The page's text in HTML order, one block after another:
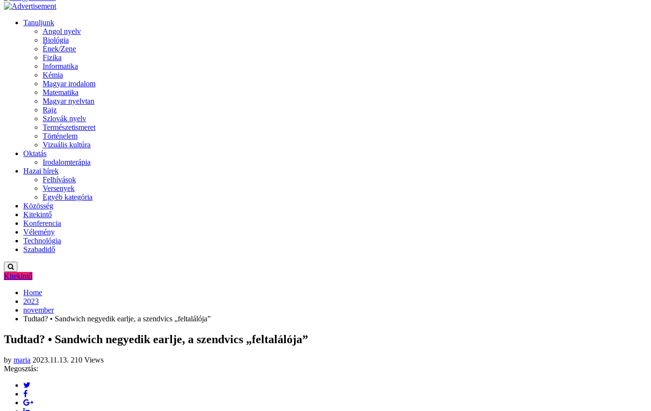
Tanuljunk
Angol nyelv
Biológia
Ének/Zene
Fizika
Informatika
Kémia
Magyar irodalom
Matematika
Magyar nyelvtan
Rajz
Szlovák nyelv
Természetismeret
Történelem
Vizuális kultúra
Oktatás
Irodalomterápia
Hazai hírek
Felhívások
Versenyek
Egyéb kategória
Közösség
Kitekintő
Konferencia
Vélemény
Technológia
Szabadidő
Kitekintő
Home
2023
november
Tudtad? • Sandwich negyedik earlje, a szendvics „feltalálója”
Tudtad? • Sandwich negyedik earlje, a szendvics „feltalálója”
by maria 2023.11.13. 210 Views
Megosztás: